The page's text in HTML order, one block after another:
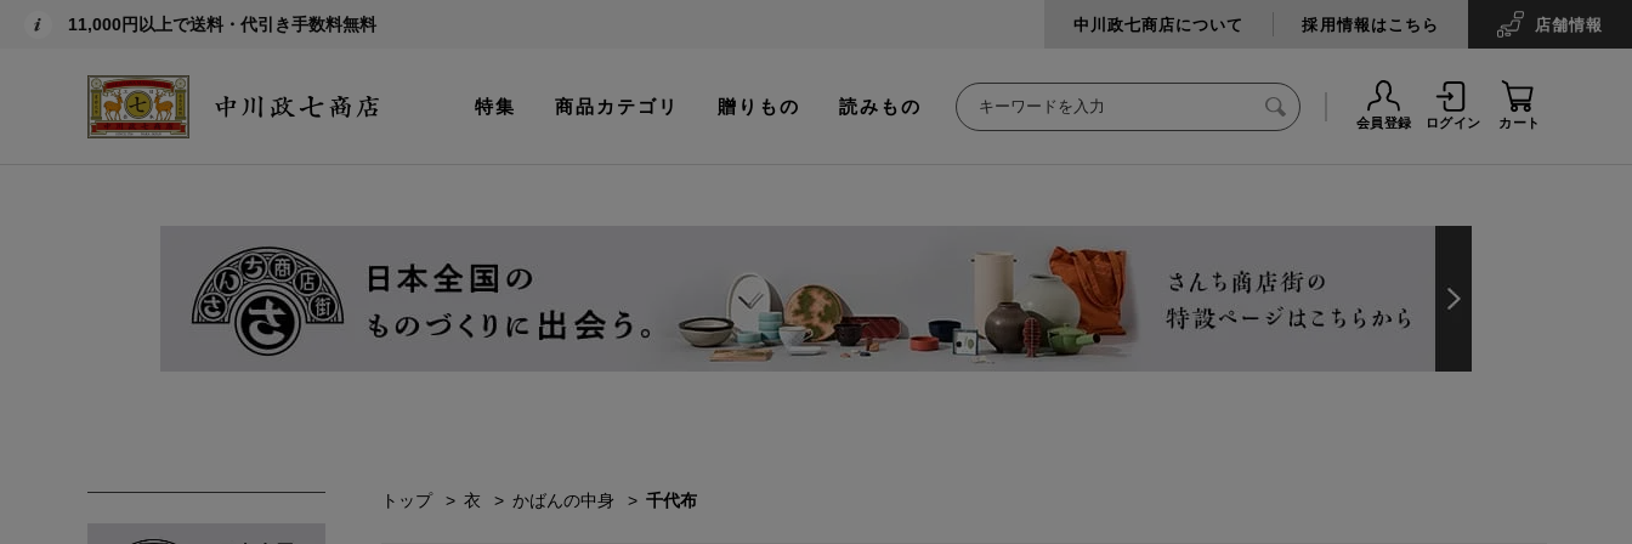
11,000円以上で送料・代引き手数料無料 中川政七商店について 採用情報はこちら 店舗情報
特集 商品カテゴリ 贈りもの 読みもの
会員登録 ログイン カート
トップ 衣 かばんの中身 千代布